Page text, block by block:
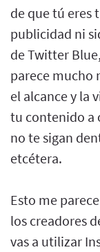
de que tú eres
publicidad ni
de Twitter
parece mucho
el alcance y la
tu contenido a
no te sigan
etcétera.
Esto me
los creadores
vas a utilizar